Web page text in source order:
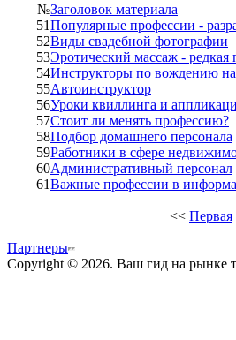
№Заголовок материала
51Популярные профессии -
52Виды свадебной фотографии
53Эротический массаж - редкая
54Инструкторы по вождению
55Автоинструктор
56Уроки квиллинга и
57Стоит ли менять профессию?
58Подбор домашнего персонала
59Работники в сфере
60Административный персонал
61Важные профессии в
<< Первая
Партнеры
Copyright © 2026. Ваш гид на рынке